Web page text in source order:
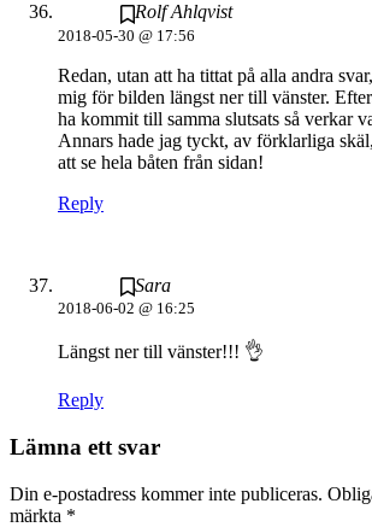
Rolf Ahlqvist
2018-05-30 @ 17:56
Redan, utan att ha tittat på alla andra
mig för bilden längst ner till vänster.
ha kommit till samma slutsats så verkar
Annars hade jag tyckt, av förklarliga
att se hela båten från sidan!
Reply
Sara
2018-06-02 @ 16:25
Längst ner till vänster!!! 👌
Reply
Lämna ett svar
Din e-postadress kommer inte publiceras.
märkta *